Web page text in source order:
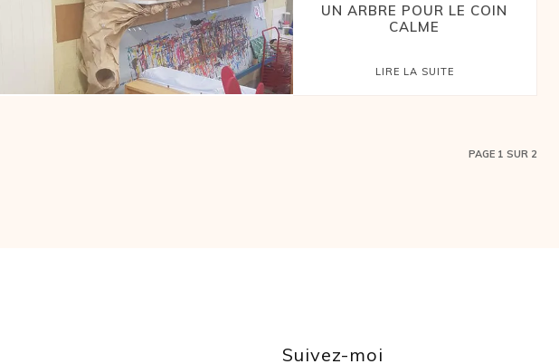
UN ARBRE POUR LE COIN
CALME
LIRE LA SUITE
PAGE 1 SUR 2
Suivez-moi